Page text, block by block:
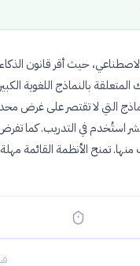
الاصطناعي، حيث أقر قانون الذكاء
تلك المتعلقة بالنماذج اللغوية
القواعد جميع النماذج التي لا تقتصر على غرض
استُخدم في التدريب. كما
تمنح الأنظمة القائمة
قبل